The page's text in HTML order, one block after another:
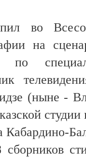
во
на
(ныне -
Кабардино-